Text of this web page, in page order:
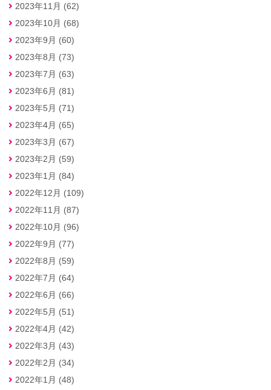
2023年11月 (62)
2023年10月 (68)
2023年9月 (60)
2023年8月 (73)
2023年7月 (63)
2023年6月 (81)
2023年5月 (71)
2023年4月 (65)
2023年3月 (67)
2023年2月 (59)
2023年1月 (84)
2022年12月 (109)
2022年11月 (87)
2022年10月 (96)
2022年9月 (77)
2022年8月 (59)
2022年7月 (64)
2022年6月 (66)
2022年5月 (51)
2022年4月 (42)
2022年3月 (43)
2022年2月 (34)
2022年1月 (48)